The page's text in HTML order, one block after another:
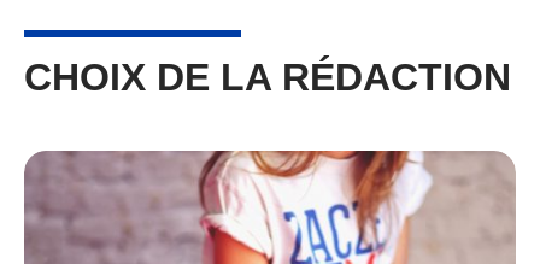
CHOIX DE LA RÉDACTION